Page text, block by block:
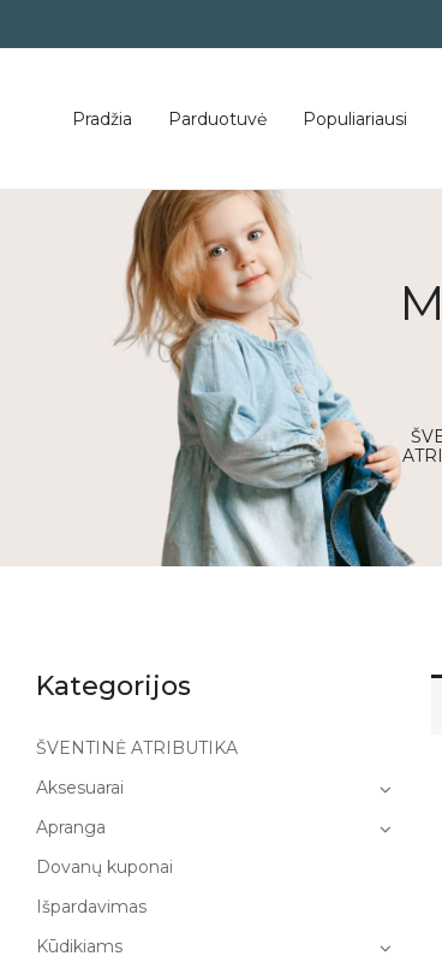
Pradžia Parduotuvė Populiariausi
Vasaros kolekcija
Kategorijos
ŠVENTINĖ ATRIBUTIKA
Aksesuarai
Apranga
Dovanų kuponai
Išpardavimas
Kūdikiams